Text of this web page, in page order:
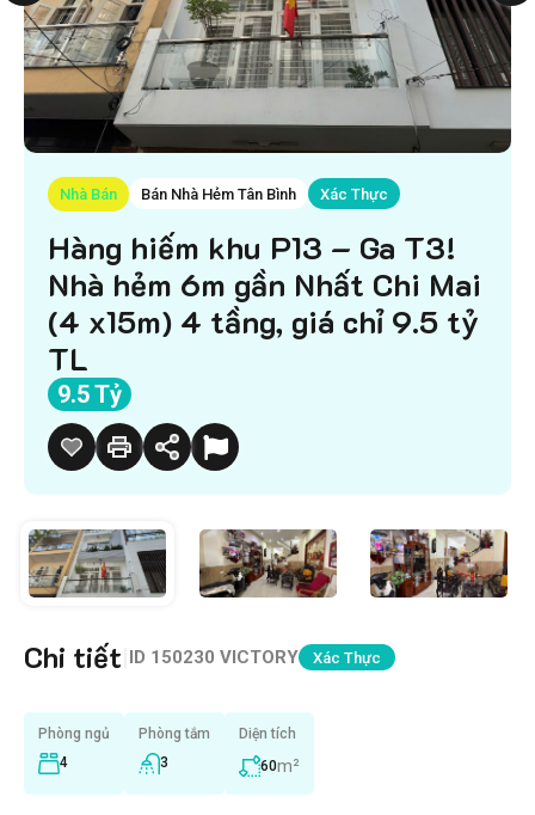
Nhà Bán Bán Nhà Hẻm Tân Bình Xác Thực
Hàng hiếm khu P13 – Ga T3!
Nhà hẻm 6m gần Nhất Chi Mai
(4 x15m) 4 tầng, giá chỉ 9.5 tỷ
TL
9.5 Tỷ
Chi tiết ID 150230 VICTORY Xác Thực
Phòng ngủ
4
Phòng tắm
3
Diện tích
60m²